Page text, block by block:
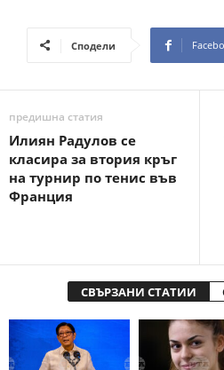
Сподели
предишна статия
Илиян Радулов се
класира за втория кръг
на турнир по тенис във
Франция
СВЪРЗАНИ СТАТИИ